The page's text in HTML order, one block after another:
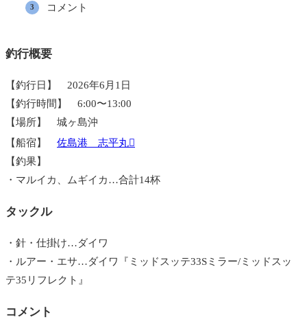
コメント
釣行概要
【釣行日】 2026年6月1日
【釣行時間】 6:00〜13:00
【場所】 城ヶ島沖
【船宿】 佐島港 志平丸
【釣果】
・マルイカ、ムギイカ…合計14杯
タックル
・針・仕掛け…ダイワ
・ルアー・エサ…ダイワ『ミッドスッテ33Sミラー/ミッドスッ
テ35リフレクト』
コメント